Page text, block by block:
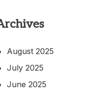
August 2025
July 2025
June 2025